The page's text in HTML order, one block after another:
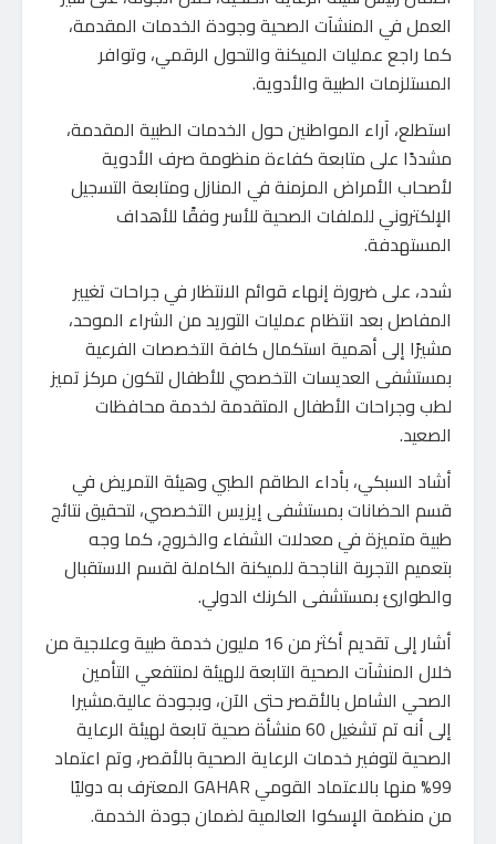
العمل في المنشآت الصحية وجودة الخدمات المقدمة،
كما راجع عمليات الميكنة والتحول الرقمي، وتوافر
المستلزمات الطبية والأدوية.
استطلع، آراء المواطنين حول الخدمات الطبية المقدمة،
مشددًا على متابعة كفاءة منظومة صرف الأدوية
لأصحاب الأمراض المزمنة في المنازل ومتابعة التسجيل
الإلكتروني للملفات الصحية للأسر وفقًا للأهداف
المستهدفة.
شدد، على ضرورة إنهاء قوائم الانتظار في جراحات تغيير
المفاصل بعد انتظام عمليات التوريد من الشراء الموحد،
مشيرًا إلى أهمية استكمال كافة التخصصات الفرعية
بمستشفى العديسات التخصصي للأطفال لتكون مركز تميز
لطب وجراحات الأطفال المتقدمة لخدمة محافظات
الصعيد.
أشاد السبكي، بأداء الطاقم الطبي وهيئة التمريض في
قسم الحضانات بمستشفى إيزيس التخصصي، لتحقيق نتائج
طبية متميزة في معدلات الشفاء والخروج، كما وجه
بتعميم التجربة الناجحة للميكنة الكاملة لقسم الاستقبال
والطوارئ بمستشفى الكرنك الدولي.
أشار إلى تقديم أكثر من 16 مليون خدمة طبية وعلاجية من
خلال المنشآت الصحية التابعة للهيئة لمنتفعي التأمين
الصحي الشامل بالأقصر حتى الآن، وبجودة عالية.مشيرا
إلى أنه تم تشغيل 60 منشأة صحية تابعة لهيئة الرعاية
الصحية لتوفير خدمات الرعاية الصحية بالأقصر، وتم اعتماد
99% منها بالاعتماد القومي GAHAR المعترف به دوليًا
من منظمة الإسكوا العالمية لضمان جودة الخدمة.